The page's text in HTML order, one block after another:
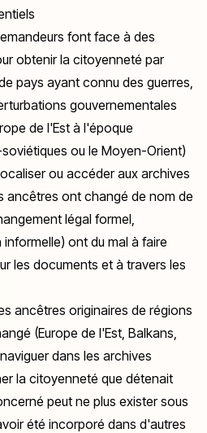
font face à des
obtenir la citoyenneté par
pays ayant connu des guerres,
gouvernementales
de l'Est à l'époque
ou le Moyen-Orient)
ou accéder aux archives
ancêtres ont changé de nom de
légal formel,
ont du mal à faire
les documents et à travers les
ancêtres originaires de régions
(Europe de l'Est, Balkans,
dans les archives
la citoyenneté que détenait
peut ne plus exister sous
été incorporé dans d'autres